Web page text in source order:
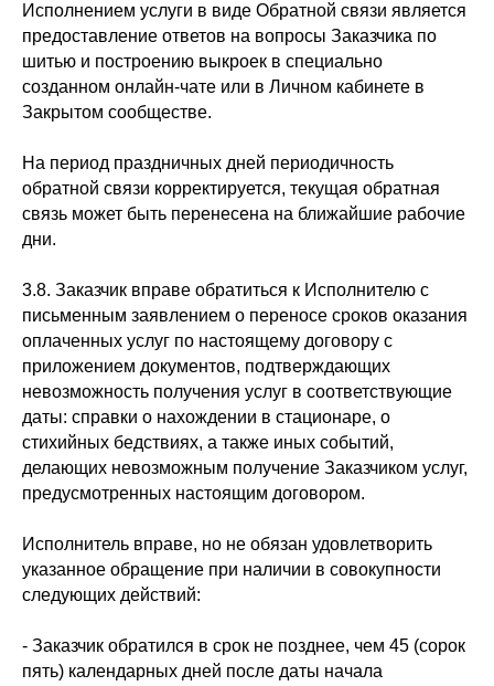
Исполнением услуги в виде Обратной связи является
предоставление ответов на вопросы Заказчика по
шитью и построению выкроек в специально
созданном онлайн-чате или в Личном кабинете в
Закрытом сообществе.
На период праздничных дней периодичность
обратной связи корректируется, текущая обратная
связь может быть перенесена на ближайшие рабочие
дни.
3.8. Заказчик вправе обратиться к Исполнителю с
письменным заявлением о переносе сроков оказания
оплаченных услуг по настоящему договору с
приложением документов, подтверждающих
невозможность получения услуг в соответствующие
даты: справки о нахождении в стационаре, о
стихийных бедствиях, а также иных событий,
делающих невозможным получение Заказчиком услуг,
предусмотренных настоящим договором.
Исполнитель вправе, но не обязан удовлетворить
указанное обращение при наличии в совокупности
следующих действий:
- Заказчик обратился в срок не позднее, чем 45 (сорок
пять) календарных дней после даты начала